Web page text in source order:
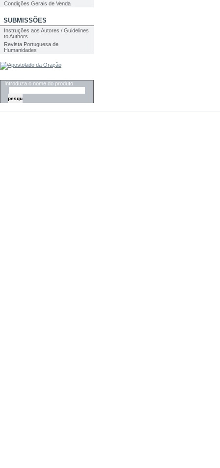
Condições Gerais de Venda
SUBMISSÕES
Instruções aos Autores / Guidelines
to Authors
Revista Portuguesa de
Humanidades
Introduza o nome do produto